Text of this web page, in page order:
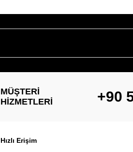
MÜŞTERI
HIZMETLERI
+90
Hızlı Erişim